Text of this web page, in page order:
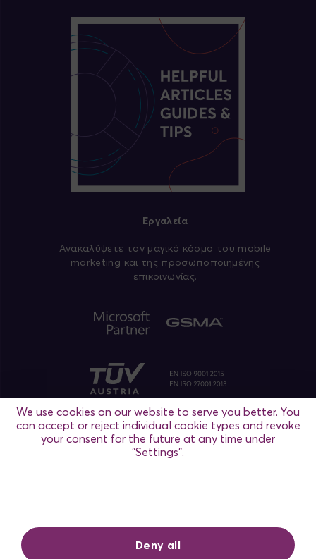
Εργαλεία
Aνακαλύψετε τον μαγικό κόσμο του mobile
marketing και της προσωποποιημένης
επικοινωνίας.
We use cookies on our website to serve you better. You
can accept or reject individual cookie types and revoke
your consent for the future at any time under
"Settings".
Deny all